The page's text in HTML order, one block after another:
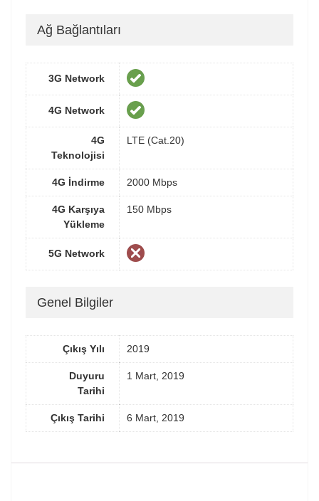
Ağ Bağlantıları
3G Network
4G Network
4G
Teknolojisi
LTE (Cat.20)
4G İndirme 2000 Mbps
4G Karşıya
Yükleme
150 Mbps
5G Network
Genel Bilgiler
Çıkış Yılı 2019
Duyuru
Tarihi
1 Mart, 2019
Çıkış Tarihi 6 Mart, 2019